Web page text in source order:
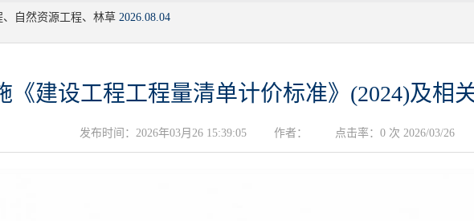
自然资源工程、林草 2026.08.04
《建设工程工程量清单计价标准》(2024)及相
发布时间：2026年03月26 15:39:05 作者： 点击率：0 次 2026/03/26